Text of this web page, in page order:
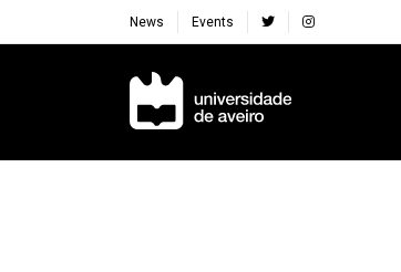
News Events
Navegação Principal